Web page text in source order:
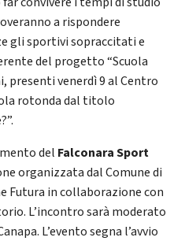
a rispondere
gli sportivi sopraccitati e
del progetto “Scuola
presenti venerdì 9 al Centro
rotonda dal titolo
del Falconara Sport
organizzata dal Comune di
Futura in collaborazione con
L’incontro sarà moderato
L’evento segna l’avvio